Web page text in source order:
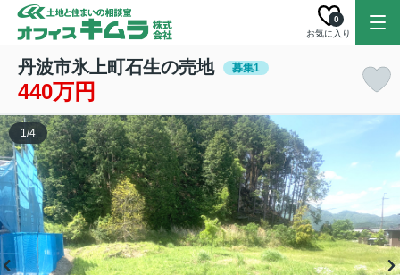
お気に入り
0
丹波市氷上町石生の売地 募集1
440万円
1/4